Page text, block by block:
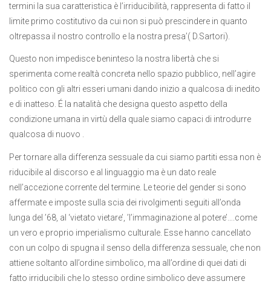
termini la sua caratteristica è l’irriducibilità, rappresenta di fatto il
limite primo costitutivo da cui non si può prescindere in quanto
oltrepassa il nostro controllo e la nostra presa’( D.Sartori).
Questo non impedisce beninteso la nostra libertà che si
sperimenta come realtà concreta nello spazio pubblico, nell’agire
politico con gli altri esseri umani dando inizio a qualcosa di inedito
e di inatteso. É la natalità che designa questo aspetto della
condizione umana in virtù della quale siamo capaci di introdurre
qualcosa di nuovo .
Per tornare alla differenza sessuale da cui siamo partiti essa non è
riducibile al discorso e al linguaggio ma è un dato reale
nell’accezione corrente del termine. Le teorie del gender si sono
affermate e imposte sulla scia dei rivolgimenti seguiti all’onda
lunga del ’68, al ‘vietato vietare’, ’l’immaginazione al potere’….come
un vero e proprio imperialismo culturale. Esse hanno cancellato
con un colpo di spugna il senso della differenza sessuale, che non
attiene soltanto all’ordine simbolico, ma all’ordine di quei dati di
fatto irriducibili che lo stesso ordine simbolico deve assumere